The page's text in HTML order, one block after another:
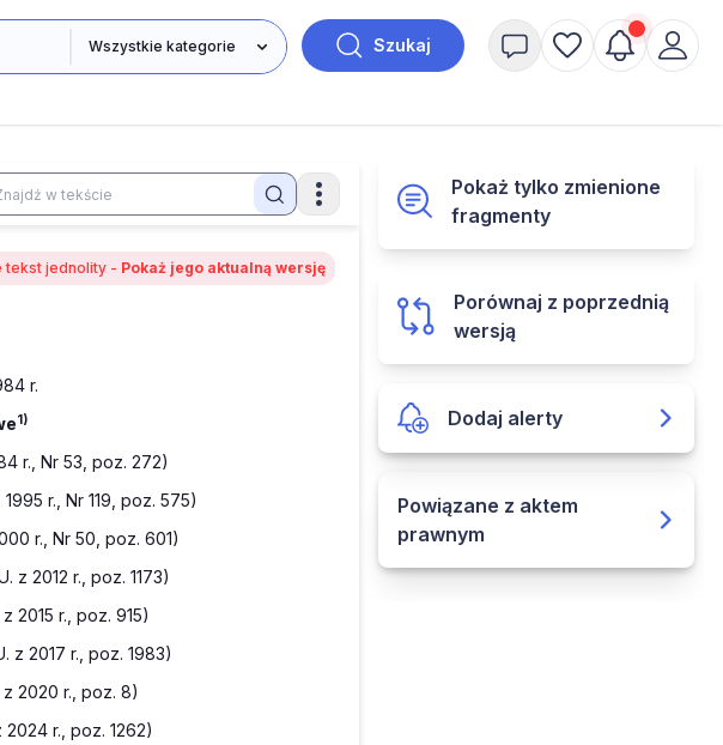
Szukaj
tekst jednolity - Pokaż jego aktualną wersję
r.
1)
r., Nr 53, poz. 272)
r., Nr 119, poz. 575)
r., Nr 50, poz. 601)
z 2012 r., poz. 1173)
2015 r., poz. 915)
z 2017 r., poz. 1983)
2020 r., poz. 8)
2024 r., poz. 1262)
Pokaż tylko zmienione
fragmenty
Porównaj z poprzednią
wersją
Dodaj alerty
Powiązane z aktem
prawnym